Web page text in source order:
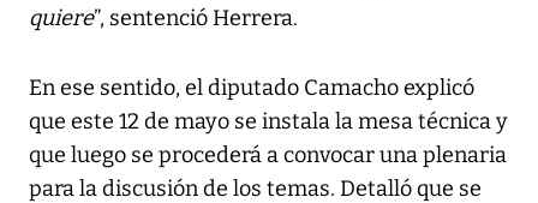
quiere”, sentenció Herrera.
En ese sentido, el diputado Camacho explicó
que este 12 de mayo se instala la mesa técnica y
que luego se procederá a convocar una plenaria
para la discusión de los temas. Detalló que se